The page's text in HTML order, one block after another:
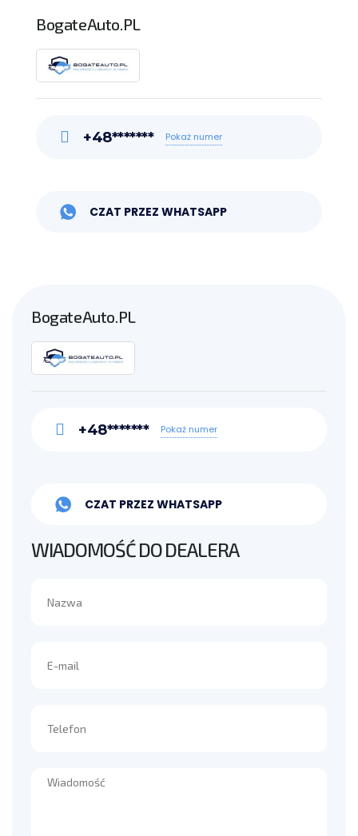
BogateAuto.PL
+48******* Pokaż numer
CZAT PRZEZ WHATSAPP
BogateAuto.PL
+48******* Pokaż numer
CZAT PRZEZ WHATSAPP
WIADOMOŚĆ DO DEALERA